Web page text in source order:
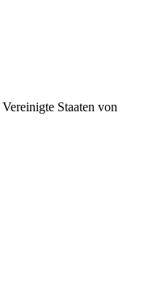
Vereinigte Staaten von